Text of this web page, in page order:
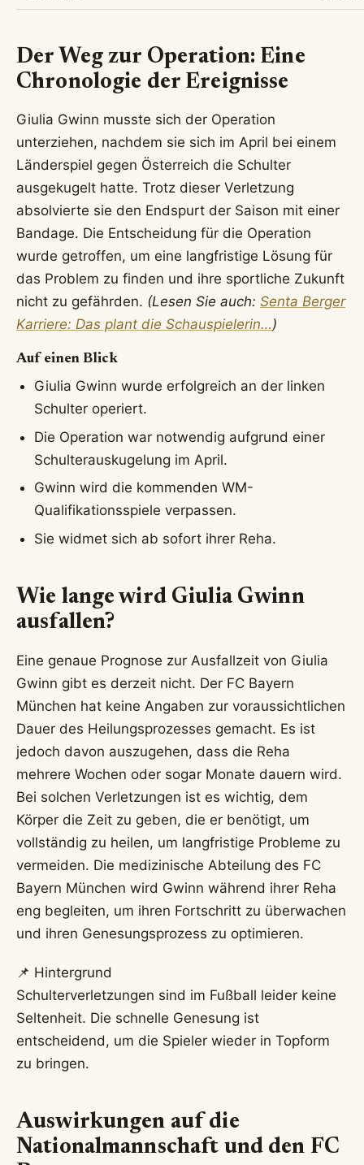
Der Weg zur Operation: Eine
Chronologie der Ereignisse
Giulia Gwinn musste sich der Operation
unterziehen, nachdem sie sich im April bei einem
Länderspiel gegen Österreich die Schulter
ausgekugelt hatte. Trotz dieser Verletzung
absolvierte sie den Endspurt der Saison mit einer
Bandage. Die Entscheidung für die Operation
wurde getroffen, um eine langfristige Lösung für
das Problem zu finden und ihre sportliche Zukunft
nicht zu gefährden. (Lesen Sie auch: Senta Berger
Karriere: Das plant die Schauspielerin…)
Auf einen Blick
Giulia Gwinn wurde erfolgreich an der linken
Schulter operiert.
Die Operation war notwendig aufgrund einer
Schulterauskugelung im April.
Gwinn wird die kommenden WM-
Qualifikationsspiele verpassen.
Sie widmet sich ab sofort ihrer Reha.
Wie lange wird Giulia Gwinn
ausfallen?
Eine genaue Prognose zur Ausfallzeit von Giulia
Gwinn gibt es derzeit nicht. Der FC Bayern
München hat keine Angaben zur voraussichtlichen
Dauer des Heilungsprozesses gemacht. Es ist
jedoch davon auszugehen, dass die Reha
mehrere Wochen oder sogar Monate dauern wird.
Bei solchen Verletzungen ist es wichtig, dem
Körper die Zeit zu geben, die er benötigt, um
vollständig zu heilen, um langfristige Probleme zu
vermeiden. Die medizinische Abteilung des FC
Bayern München wird Gwinn während ihrer Reha
eng begleiten, um ihren Fortschritt zu überwachen
und ihren Genesungsprozess zu optimieren.
📌 Hintergrund
Schulterverletzungen sind im Fußball leider keine
Seltenheit. Die schnelle Genesung ist
entscheidend, um die Spieler wieder in Topform
zu bringen.
Auswirkungen auf die
Nationalmannschaft und den FC